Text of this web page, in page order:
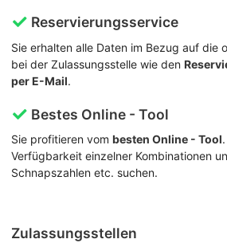
Reservierungsservice
Sie erhalten alle Daten im Bezug auf die
bei der Zulassungsstelle wie den
per E-Mail.
Bestes Online - Tool
Sie profitieren vom besten Online - Tool
Verfügbarkeit einzelner Kombinationen
Schnapszahlen etc. suchen.
Zulassungsstellen